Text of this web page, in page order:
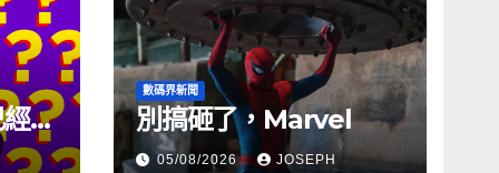
幾
數碼界新聞
別搞砸了，Marvel
05/08/2026 JOSEPH